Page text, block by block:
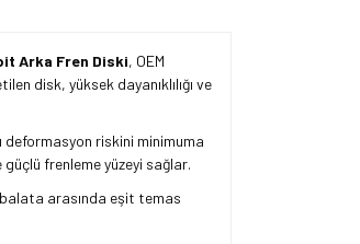
Arka Fren Diski, OEM
disk, yüksek dayanıklılığı ve
deformasyon riskini minimuma
frenleme yüzeyi sağlar.
arasında eşit temas